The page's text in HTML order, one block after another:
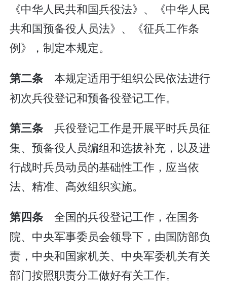
《中华人民共和国兵役法》、《中华人民
共和国预备役人员法》、《征兵工作条
例》，制定本规定。
第二条本规定适用于组织公民依法进行
初次兵役登记和预备役登记工作。
第三条兵役登记工作是开展平时兵员征
集、预备役人员编组和选拔补充，以及进
行战时兵员动员的基础性工作，应当依
法、精准、高效组织实施。
第四条全国的兵役登记工作，在国务
院、中央军事委员会领导下，由国防部负
责，中央和国家机关、中央军委机关有关
部门按照职责分工做好有关工作。